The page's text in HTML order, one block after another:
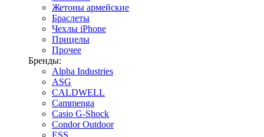
Жетоны армейские
Браслеты
Чехлы iPhone
Прицелы
Прочее
Бренды:
Alpha Industries
ASG
CALDWELL
Cammenga
Casio G-Shock
Condor Outdoor
ESS